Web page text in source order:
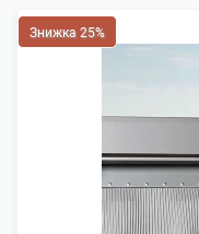
Знижка 25%